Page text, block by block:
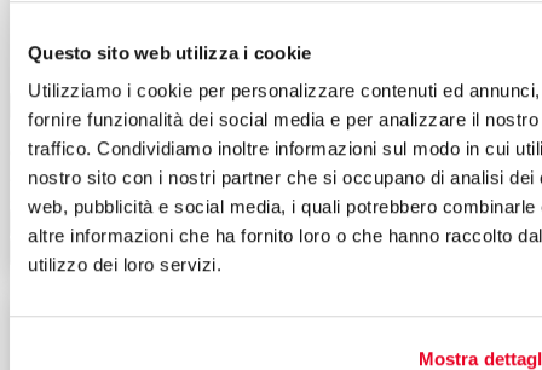
Questo sito web utilizza i cookie
Utilizziamo i cookie per personalizzare contenuti ed
fornire funzionalità dei social media e per analizzare il nostro
traffico. Condividiamo inoltre informazioni sul modo in cui
nostro sito con i nostri partner che si occupano di analisi dei
web, pubblicità e social media, i quali potrebbero combinarle
altre informazioni che ha fornito loro o che hanno raccolto
utilizzo dei loro servizi.
Mostra
Saldatrice ad elettrodo MMA-Lift TIG-Scriccatura Jasic ARC PRO
630, 50-630A 380V
2.345,00 €
3.350,00 €